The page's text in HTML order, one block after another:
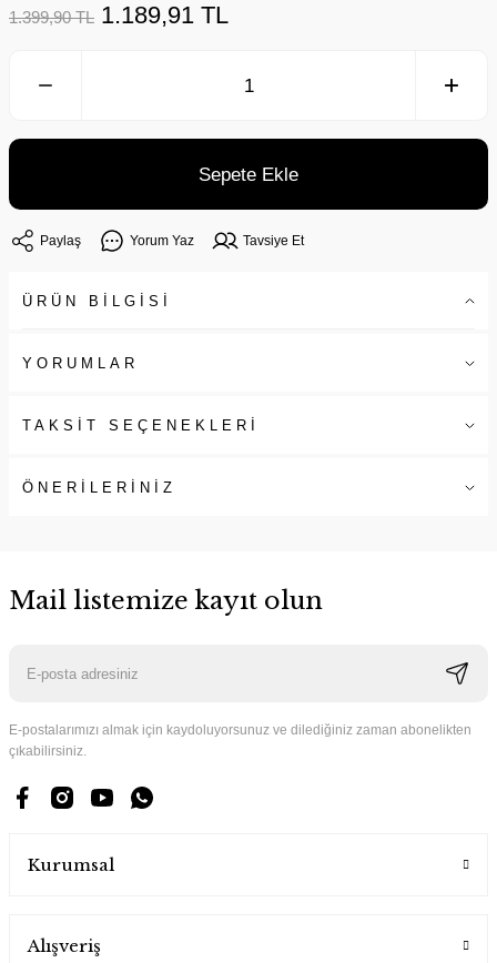
1.399,90 TL 1.189,91 TL
Sepete Ekle
Paylaş Yorum Yaz Tavsiye Et
ÜRÜN BİLGİSİ
YORUMLAR
TAKSİT SEÇENEKLERİ
ÖNERİLERİNİZ
Mail listemize kayıt olun
E-postalarımızı almak için kaydoluyorsunuz ve dilediğiniz zaman abonelikten
çıkabilirsiniz.
Kurumsal
Alışveriş